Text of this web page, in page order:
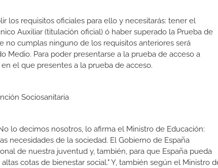
los requisitos oficiales para ello y necesitarás: tener el
Auxiliar (titulación oficial) ó haber superado la Prueba de
no cumplas ninguno de los requisitos anteriores será
Medio. Para poder presentarse a la prueba de acceso a
el que presentes a la prueba de acceso.
Sociosanitaria
lo decimos nosotros, lo afirma el Ministro de Educación:
necesidades de la sociedad. El Gobierno de España
de nuestra juventud y, también, para que España pueda
cotas de bienestar social." Y, también según el Ministro